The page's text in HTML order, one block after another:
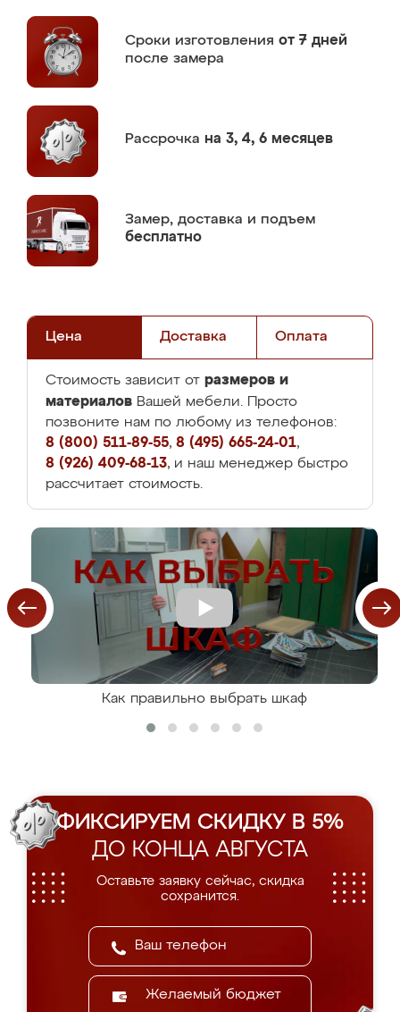
Сроки изготовления от 7 дней
после замера
Рассрочка на 3, 4, 6 месяцев
Замер, доставка и подъем
бесплатно
Цена Доставка Оплата
Стоимость зависит от размеров и
материалов Вашей мебели. Просто
позвоните нам по любому из телефонов:
8 (800) 511-89-55, 8 (495) 665-24-01,
8 (926) 409-68-13, и наш менеджер быстро
рассчитает стоимость.
Как правильно выбрать шкаф
ФИКСИРУЕМ СКИДКУ В 5%
ДО КОНЦА АВГУСТА
Оставьте заявку сейчас, скидка
сохранится.
Желаемый бюджет